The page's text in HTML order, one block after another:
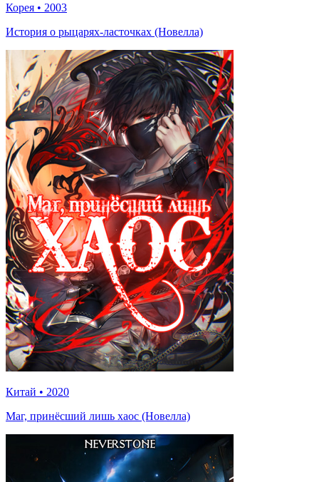
Корея • 2003
История о рыцарях-ласточках (Новелла)
Китай • 2020
Маг, принёсший лишь хаос (Новелла)